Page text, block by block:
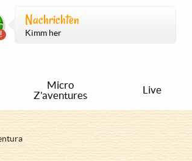
Nachrichten
Kimm her
Micro
Z'aventures
Live